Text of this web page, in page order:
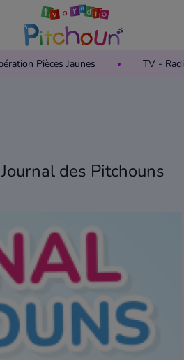
Pièces Jaunes TV
des Pitchouns